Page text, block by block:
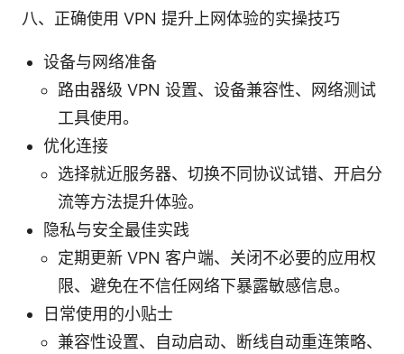
八、正确使用 VPN 提升上网体验的实操技巧
设备与网络准备
路由器级 VPN 设置、设备兼容性、网络测试
工具使用。
优化连接
选择就近服务器、切换不同协议试错、开启分
流等方法提升体验。
隐私与安全最佳实践
定期更新 VPN 客户端、关闭不必要的应用权
限、避免在不信任网络下暴露敏感信息。
日常使用的小贴士
兼容性设置、自动启动、断线自动重连策略、